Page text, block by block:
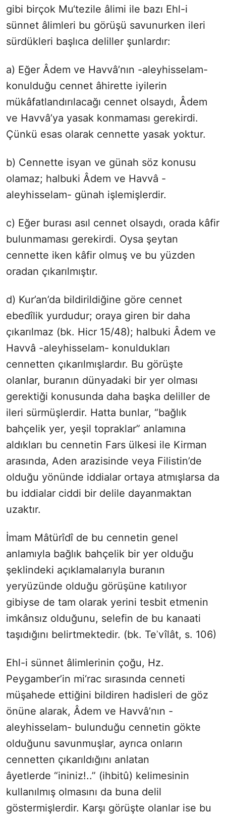
gibi birçok Mu‘tezile âlimi ile bazı Ehl-i
sünnet âlimleri bu görüşü savunurken ileri
sürdükleri başlıca deliller şunlardır:
a) Eğer Âdem ve Havvâ’nın -aleyhisselam-
konulduğu cennet âhirette iyilerin
mükâfatlandırılacağı cennet olsaydı, Âdem
ve Havvâ’ya yasak konmaması gerekirdi.
Çünkü esas olarak cennette yasak yoktur.
b) Cennette isyan ve günah söz konusu
olamaz; halbuki Âdem ve Havvâ -
aleyhisselam- günah işlemişlerdir.
c) Eğer burası asıl cennet olsaydı, orada kâfir
bulunmaması gerekirdi. Oysa şeytan
cennette iken kâfir olmuş ve bu yüzden
oradan çıkarılmıştır.
d) Kur’an’da bildirildiğine göre cennet
ebedîlik yurdudur; oraya giren bir daha
çıkarılmaz (bk. Hicr 15/48); halbuki Âdem ve
Havvâ -aleyhisselam- konuldukları
cennetten çıkarılmışlardır. Bu görüşte
olanlar, buranın dünyadaki bir yer olması
gerektiği konusunda daha başka deliller de
ileri sürmüşlerdir. Hatta bunlar, “bağlık
bahçelik yer, yeşil topraklar” anlamına
aldıkları bu cennetin Fars ülkesi ile Kirman
arasında, Aden arazisinde veya Filistin’de
olduğu yönünde iddialar ortaya atmışlarsa da
bu iddialar ciddi bir delile dayanmaktan
uzaktır.
İmam Mâtürîdî de bu cennetin genel
anlamıyla bağlık bahçelik bir yer olduğu
şeklindeki açıklamalarıyla buranın
yeryüzünde olduğu görüşüne katılıyor
gibiyse de tam olarak yerini tesbit etmenin
imkânsız olduğunu, selefin de bu kanaati
taşıdığını belirtmektedir. (bk. Teʾvîlât, s. 106)
Ehl-i sünnet âlimlerinin çoğu, Hz.
Peygamber’in mi‘rac sırasında cenneti
müşahede ettiğini bildiren hadisleri de göz
önüne alarak, Âdem ve Havvâ’nın -
aleyhisselam- bulunduğu cennetin gökte
olduğunu savunmuşlar, ayrıca onların
cennetten çıkarıldığını anlatan
âyetlerde “ininiz!..” (ihbitû) kelimesinin
kullanılmış olmasını da buna delil
göstermişlerdir. Karşı görüşte olanlar ise bu